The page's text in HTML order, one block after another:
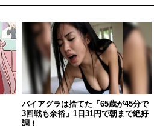
バイアグラは捨てた「65歳が45分で
3回戦も余裕」1日31円で朝まで絶好
調！